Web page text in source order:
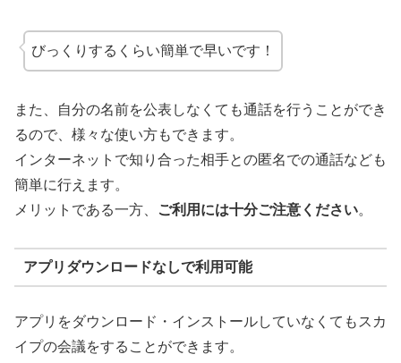
びっくりするくらい簡単で早いです！
また、自分の名前を公表しなくても通話を行うことができ
るので、様々な使い方もできます。
インターネットで知り合った相手との匿名での通話なども
簡単に行えます。
メリットである一方、
ご利用には十分ご注意ください。
アプリダウンロードなしで利用可能
アプリをダウンロード・インストールしていなくてもスカ
イプの会議をすることができます。